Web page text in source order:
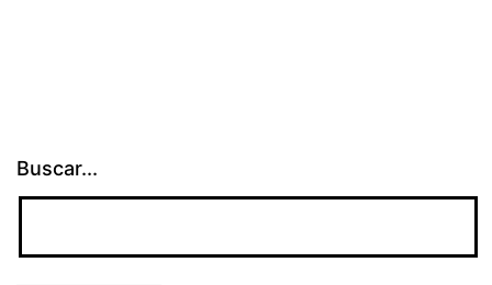
Buscar...